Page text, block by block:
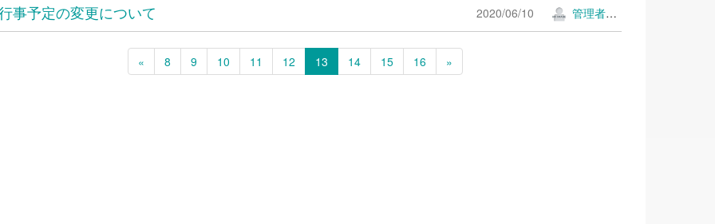
事予定の変更について 2020/06/10 管理者ＫＫ
« 8 9 10 11 12 13 14 15 16 »